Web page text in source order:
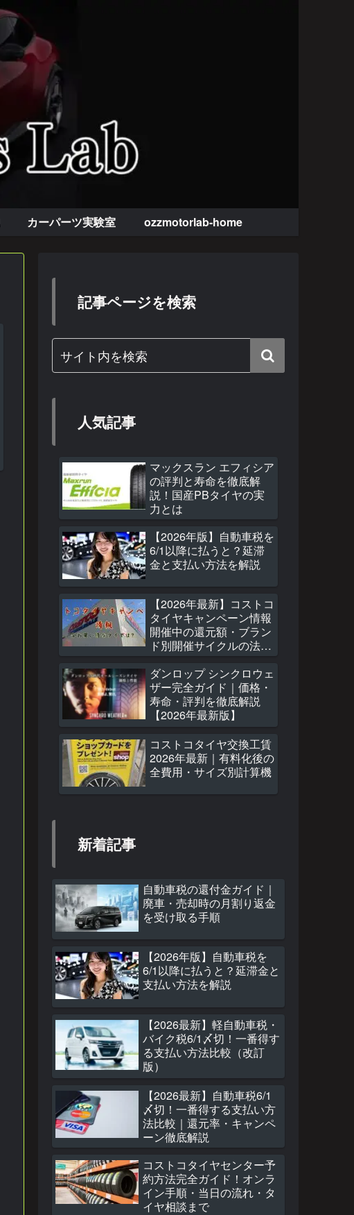
カーパーツ実験室 ozzmotorlab-home
記事ページを検索
人気記事
マックスラン エフィシア
の評判と寿命を徹底解
説！国産PBタイヤの実
力とは
【2026年版】自動車税を
6/1以降に払うと？延滞
金と支払い方法を解説
【2026年最新】コストコ
タイヤキャンペーン情報
開催中の還元額・ブラン
ド別開催サイクルの法
則・次回予測ヒートマッ
プ
ダンロップ シンクロウェ
ザー完全ガイド｜価格・
寿命・評判を徹底解説
【2026年最新版】
コストコタイヤ交換工賃
2026年最新｜有料化後の
全費用・サイズ別計算機
新着記事
自動車税の還付金ガイド｜
廃車・売却時の月割り返金
を受け取る手順
【2026年版】自動車税を
6/1以降に払うと？延滞金と
支払い方法を解説
【2026最新】軽自動車税・
バイク税6/1〆切！一番得す
る支払い方法比較（改訂
版）
【2026最新】自動車税6/1
〆切！一番得する支払い方
法比較｜還元率・キャンペ
ーン徹底解説
コストコタイヤセンター予
約方法完全ガイド！オンラ
イン手順・当日の流れ・タ
イヤ相談まで